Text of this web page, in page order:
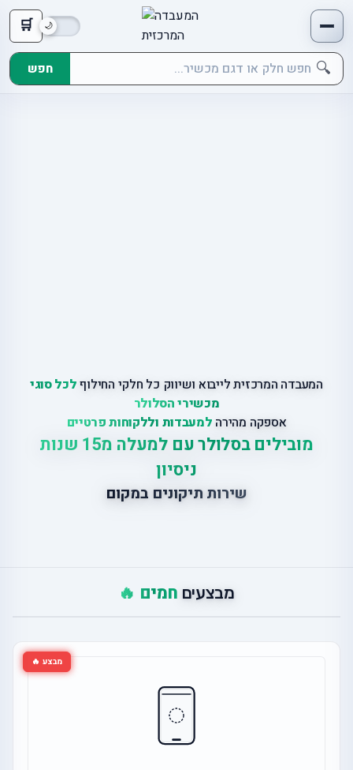
🛒
🔍 חפש
המעבדה המרכזית לייבוא ושיווק כל חלקי החילוףלכל סוגי
מכשירי הסלולר
אספקה מהירה למעבדות וללקוחות פרטיים
מובילים בסלולר עם למעלה מ15 שנות
ניסיון
שירות תיקונים במקום
מבצעים חמים 🔥
מבצע 🔥